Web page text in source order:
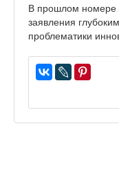
В прошлом номере
заявления
проблематики